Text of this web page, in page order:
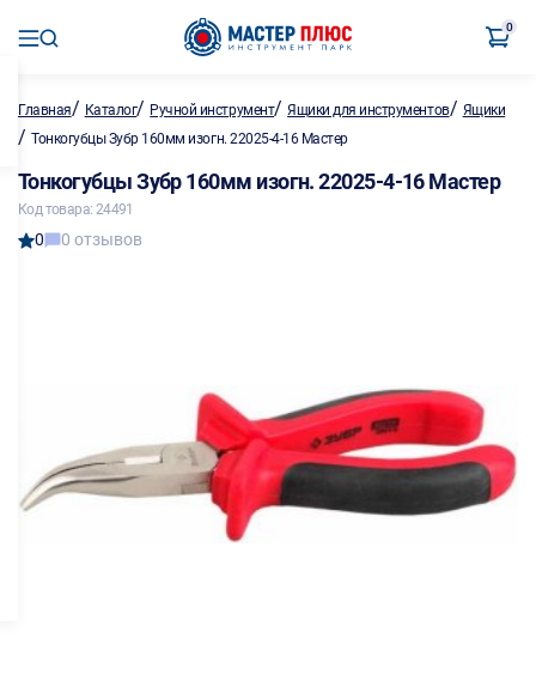
0
Главная/ Каталог/ Ручной инструмент/Ящики для инструментов/ Ящики
/ Тонкогубцы Зубр 160мм изогн. 22025-4-16 Мастер
Тонкогубцы Зубр 160мм изогн. 22025-4-16 Мастер
Код товара: 24491
0 0 отзывов